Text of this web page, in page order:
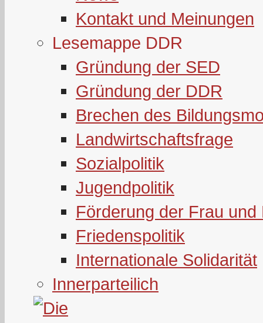
Kontakt und Meinungen
Lesemappe DDR
Gründung der SED
Gründung der DDR
Brechen des
Landwirtschaftsfrage
Sozialpolitik
Jugendpolitik
Förderung der Frau und
Friedenspolitik
Internationale Solidarität
Innerparteilich